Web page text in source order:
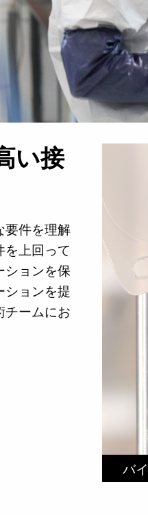
い接
要件を理解
を上回って
ションを保
ションを提
チームにお
バ